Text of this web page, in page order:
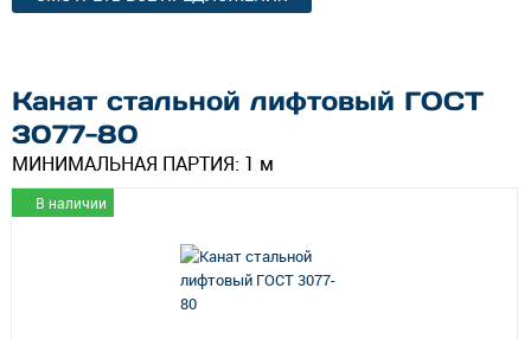
Канат стальной лифтовый ГОСТ
3077-80
МИНИМАЛЬНАЯ ПАРТИЯ: 1 м
В наличии